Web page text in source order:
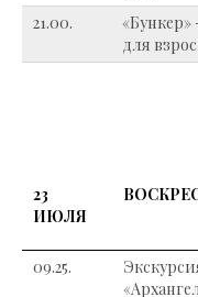
21.00.
«Бункер»
для
23
ИЮЛЯ
09.25.